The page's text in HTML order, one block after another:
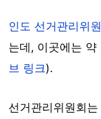
인도 선거관리위
는데, 이곳에는
브 링크).
선거관리위원회